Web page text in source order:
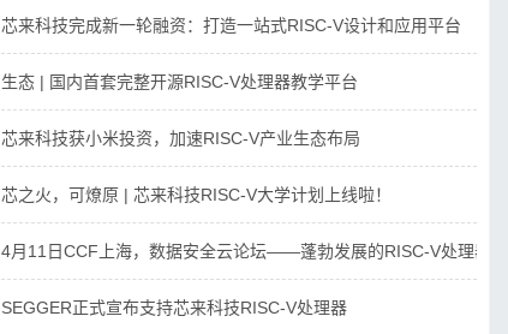
芯来科技完成新一轮融资：打造一站式RISC-V设计和应用平台
生态 | 国内首套完整开源RISC-V处理器教学平台
芯来科技获小米投资，加速RISC-V产业生态布局
芯之火，可燎原 | 芯来科技RISC-V大学计划上线啦！
4月11日CCF上海，数据安全云论坛——蓬勃发展的RISC-V处理器
SEGGER正式宣布支持芯来科技RISC-V处理器